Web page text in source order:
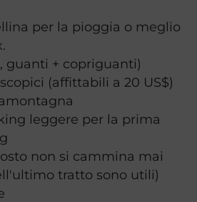
per la pioggia o meglio
guanti + copriguanti)
(affittabili a 20 US$)
leggere per la prima
non si cammina mai
tratto sono utili)